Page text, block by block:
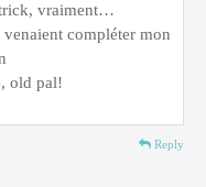
vraiment…
compléter mon
old pal!
Reply